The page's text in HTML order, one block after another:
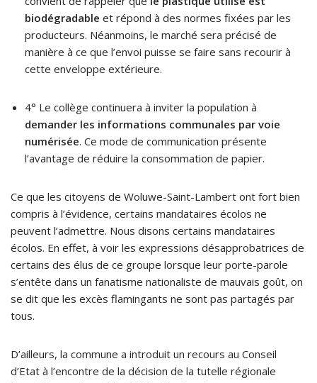
biodégradable et répond à des normes fixées par les
producteurs. Néanmoins, le marché sera précisé de
manière à ce que l’envoi puisse se faire sans recourir à
cette enveloppe extérieure.
4° Le collège continuera à inviter la population à
demander les informations communales par voie
numérisée. Ce mode de communication présente
l’avantage de réduire la consommation de papier.
Ce que les citoyens de Woluwe-Saint-Lambert ont fort bien
compris à l’évidence, certains mandataires écolos ne
peuvent l’admettre. Nous disons certains mandataires
écolos. En effet, à voir les expressions désapprobatrices de
certains des élus de ce groupe lorsque leur porte-parole
s’entête dans un fanatisme nationaliste de mauvais goût, on
se dit que les excès flamingants ne sont pas partagés par
tous.
D’ailleurs, la commune a introduit un recours au Conseil
d’Etat à l’encontre de la décision de la tutelle régionale